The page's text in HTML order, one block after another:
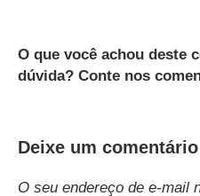
O que você achou deste
dúvida? Conte nos
Deixe um comentário
O seu endereço de e-mail